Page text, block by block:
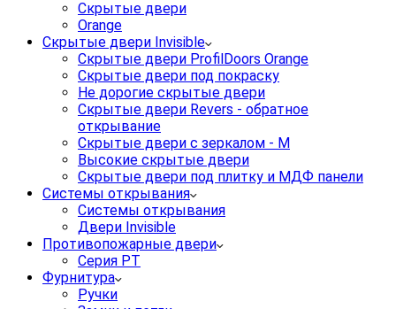
Скрытые двери
Orange
Скрытые двери Invisible
Скрытые двери ProfilDoors Orange
Скрытые двери под покраску
Не дорогие скрытые двери
Скрытые двери Revers - обратное
открывание
Скрытые двери с зеркалом - M
Высокие скрытые двери
Скрытые двери под плитку и МДФ панели
Системы открывания
Системы открывания
Двери Invisible
Противопожарные двери
Серия PT
Фурнитура
Ручки